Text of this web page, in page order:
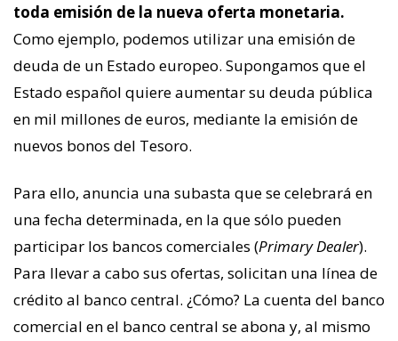
toda emisión de la nueva oferta monetaria.
Como ejemplo, podemos utilizar una emisión de
deuda de un Estado europeo. Supongamos que el
Estado español quiere aumentar su deuda pública
en mil millones de euros, mediante la emisión de
nuevos bonos del Tesoro.
Para ello, anuncia una subasta que se celebrará en
una fecha determinada, en la que sólo pueden
participar los bancos comerciales (Primary Dealer).
Para llevar a cabo sus ofertas, solicitan una línea de
crédito al banco central. ¿Cómo? La cuenta del banco
comercial en el banco central se abona y, al mismo